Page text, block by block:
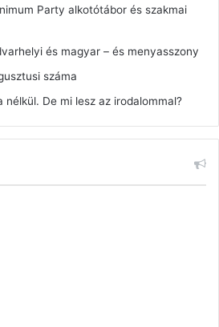
Party alkotótábor és szakmai
és magyar – és menyasszony
száma
nélkül. De mi lesz az irodalommal?